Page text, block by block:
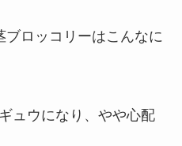
ロッコリーはこんなに
ュウになり、やや心配